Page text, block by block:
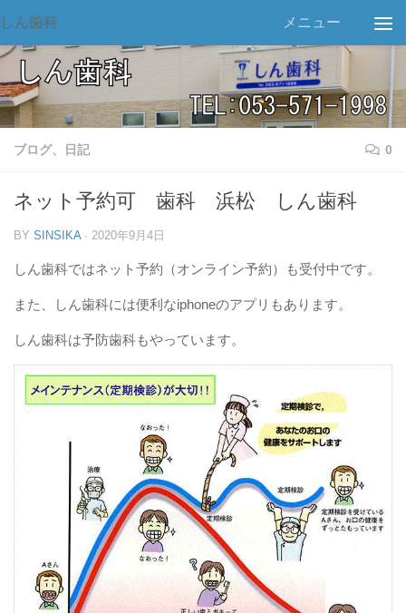
しん歯科 メニュー
ブログ、日記 0
ネット予約可 歯科 浜松 しん歯科
BY SINSIKA · 2020年9月4日
しん歯科ではネット予約（オンライン予約）も受付中です。
また、しん歯科には便利なiphoneのアプリもあります。
しん歯科は予防歯科もやっています。